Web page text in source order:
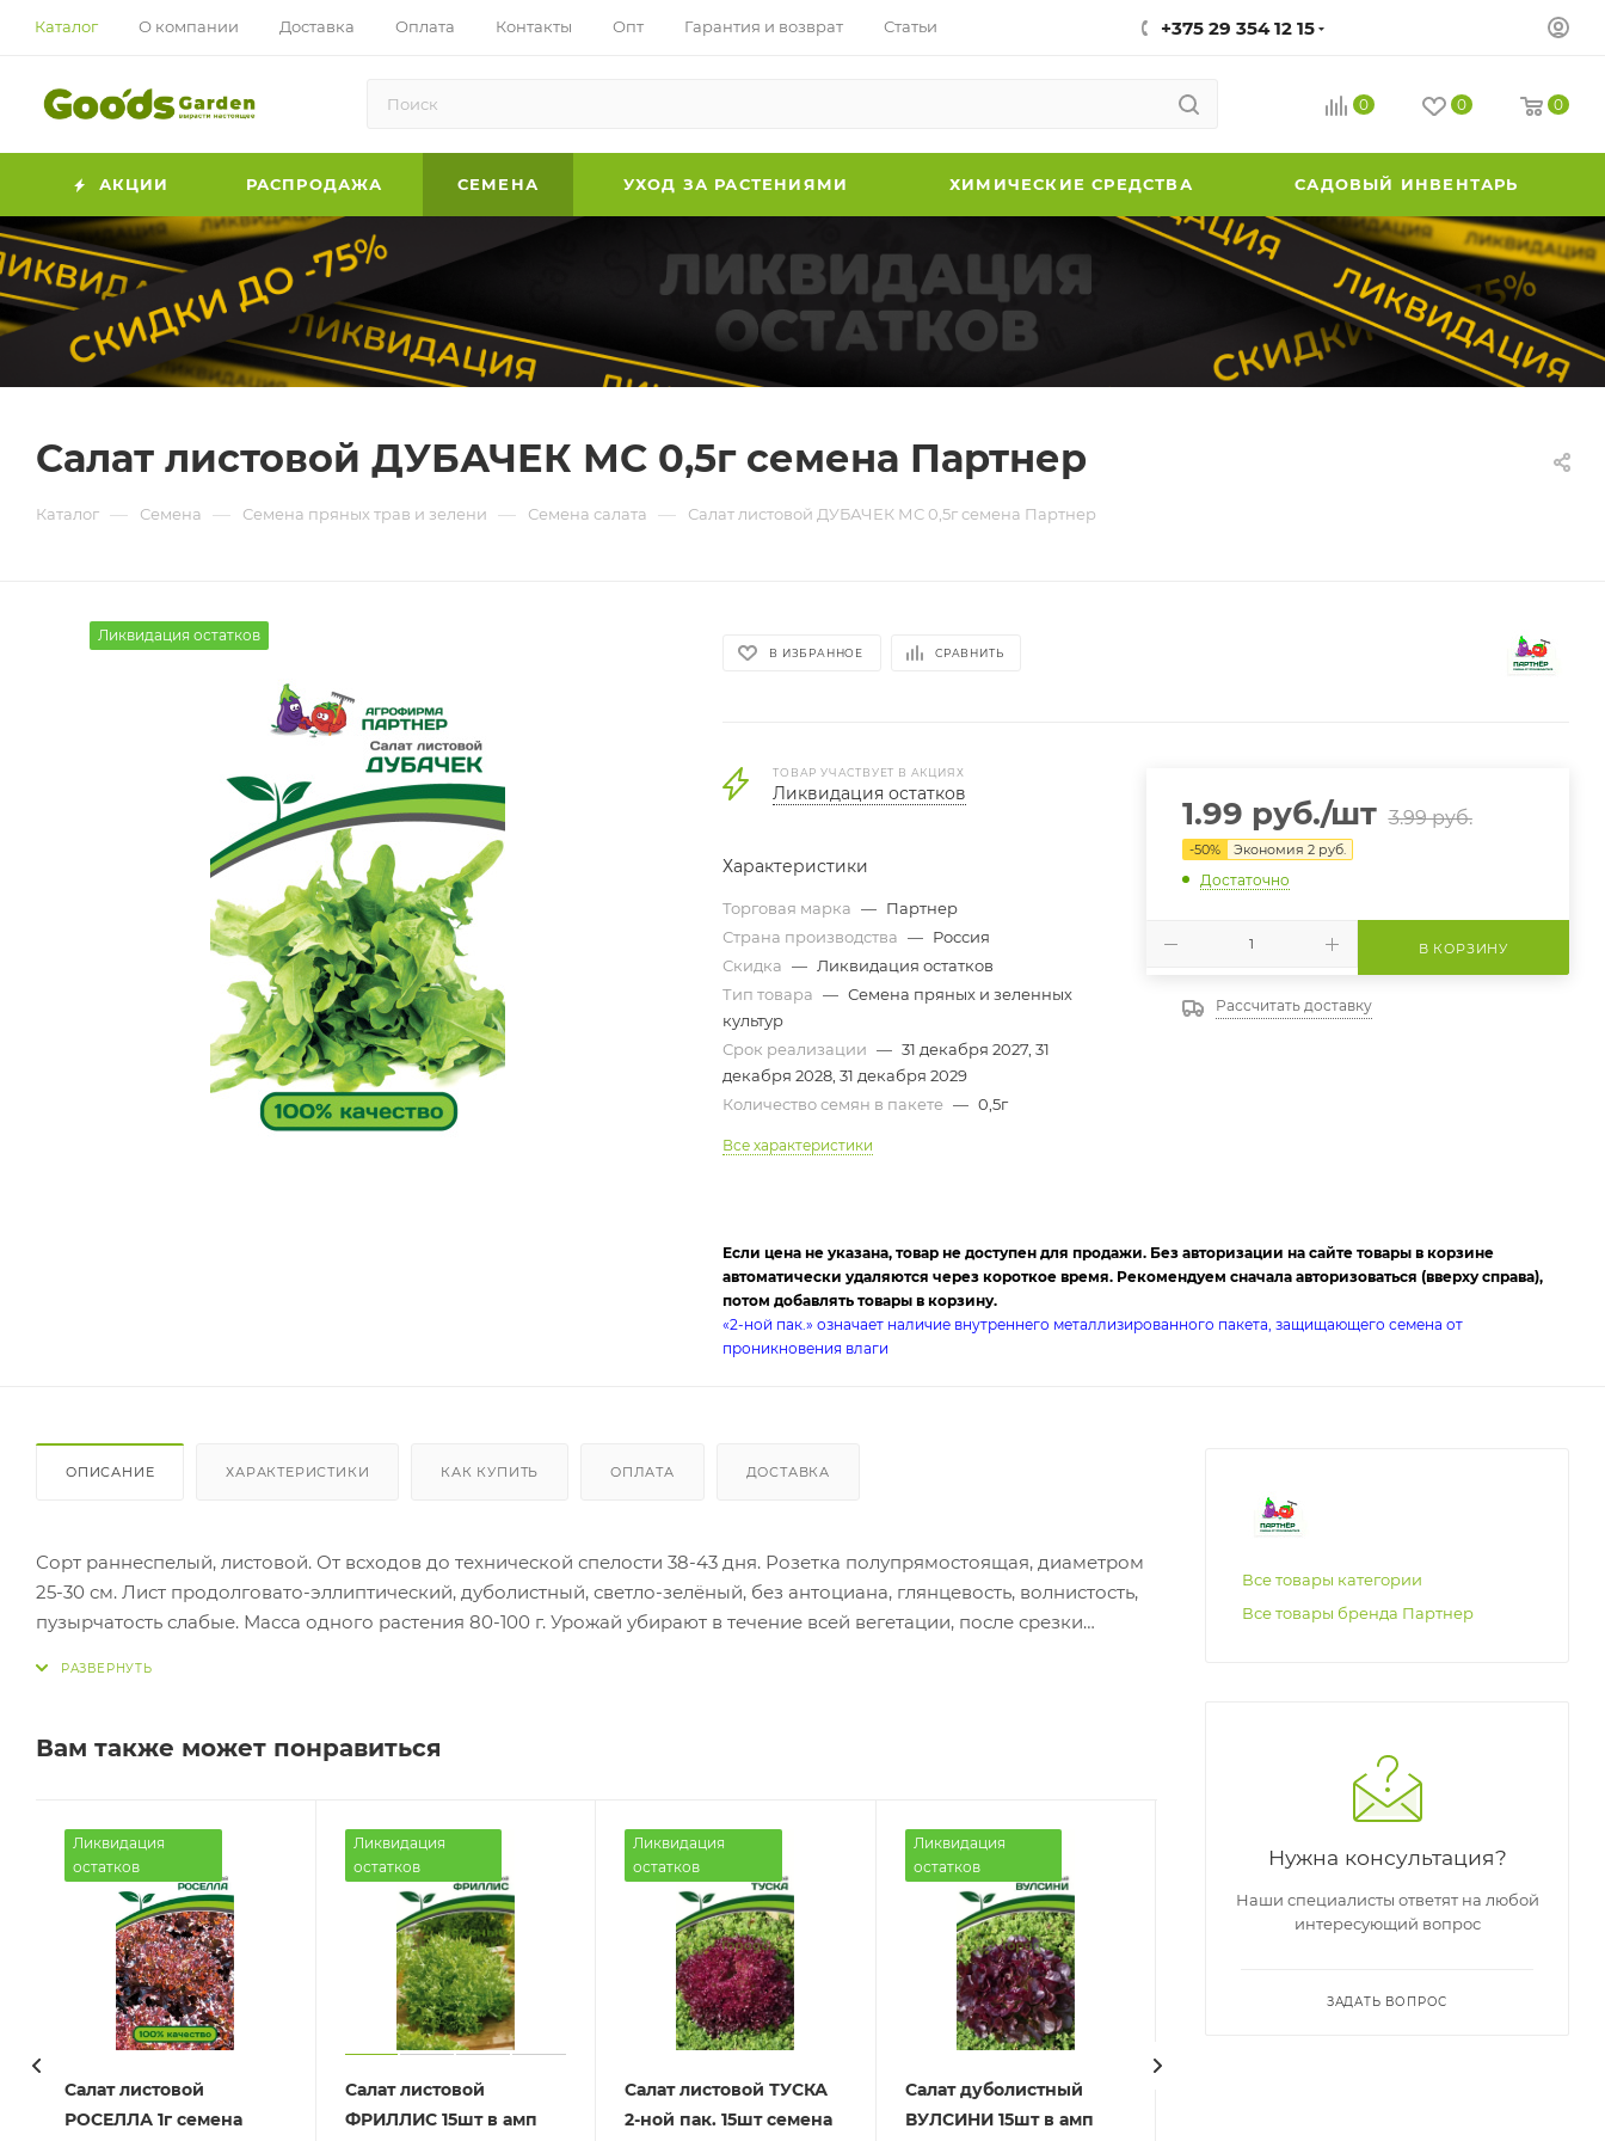
Каталог О компании Доставка Оплата Контакты Опт Гарантия и возврат Статьи +375 29 354 12 15
0 0 0
АКЦИИ РАСПРОДАЖА СЕМЕНА УХОД ЗА РАСТЕНИЯМИ ХИМИЧЕСКИЕ СРЕДСТВА САДОВЫЙ ИНВЕНТАРЬ
Салат листовой ДУБАЧЕК МС 0,5г семена Партнер
Каталог — Семена — Семена пряных трав и зелени — Семена салата — Салат листовой ДУБАЧЕК МС 0,5г семена Партнер
Ликвидация остатков
В ИЗБРАННОЕ СРАВНИТЬ
ТОВАР УЧАСТВУЕТ В АКЦИЯХ
Ликвидация остатков
Характеристики
Торговая марка — Партнер
Страна производства — Россия
Скидка — Ликвидация остатков
Тип товара — Семена пряных и зеленных
культур
Срок реализации — 31 декабря 2027, 31
декабря 2028, 31 декабря 2029
Количество семян в пакете — 0,5г
Все характеристики
1.99 руб./шт 3.99руб.
-50% Экономия 2руб.
Достаточно
В КОРЗИНУ
Рассчитать доставку
Если цена не указана, товар не доступен для продажи. Без авторизации на сайте товары в корзине
автоматически удаляются через короткое время. Рекомендуем сначала авторизоваться (вверху справа),
потом добавлять товары в корзину.
«2-ной пак.» означает наличие внутреннего металлизированного пакета, защищающего семена от
проникновения влаги
ОПИСАНИЕ ХАРАКТЕРИСТИКИ КАК КУПИТЬ ОПЛАТА ДОСТАВКА
Сорт раннеспелый, листовой. От всходов до технической спелости 38-43 дня. Розетка полупрямостоящая, диаметром
25-30 см. Лист продолговато-эллиптический, дуболистный, светло-зелёный, без антоциана, глянцевость, волнистость,
пузырчатость слабые. Масса одного растения 80-100 г. Урожай убирают в течение всей вегетации, после срезки
Вам также может понравиться
Ликвидация
остатков
Салат листовой
РОСЕЛЛА 1г семена
Ликвидация
остатков
Салат листовой
ФРИЛЛИС 15шт в амп
Ликвидация
остатков
Салат листовой ТУСКА
2-ной пак. 15шт семена
Ликвидация
остатков
Салат дуболистный
ВУЛСИНИ 15шт в амп
остатков
Все товары категории
Все товары бренда Партнер
Нужна консультация?
Наши специалисты ответят на любой
интересующий вопрос
ЗАДАТЬ ВОПРОС